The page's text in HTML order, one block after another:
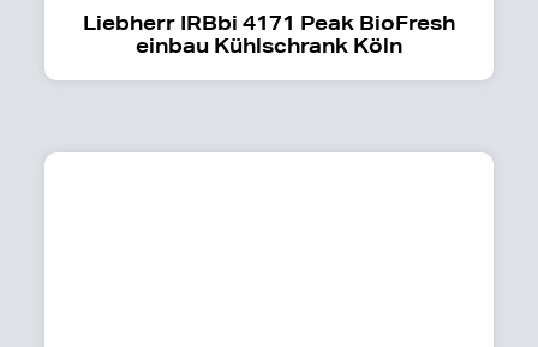
Liebherr IRBbi 4171 Peak BioFresh
einbau Kühlschrank Köln